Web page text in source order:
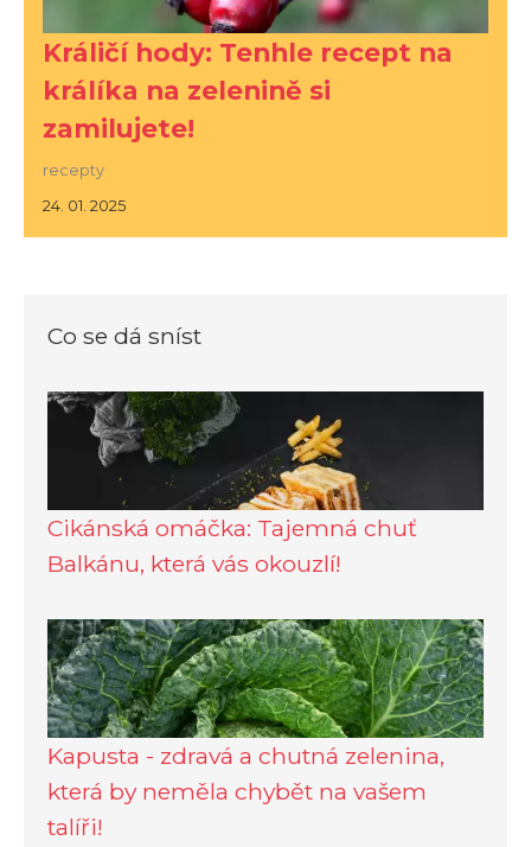
Králičí hody: Tenhle recept na
králíka na zelenině si
zamilujete!
recepty
24. 01. 2025
Co se dá sníst
Cikánská omáčka: Tajemná chuť
Balkánu, která vás okouzlí!
Kapusta - zdravá a chutná zelenina,
která by neměla chybět na vašem
talíři!